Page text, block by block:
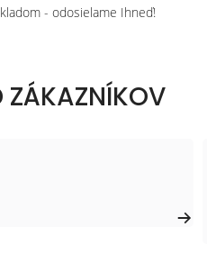
- odosielame Ihneď!
ZÁKAZNÍKOV